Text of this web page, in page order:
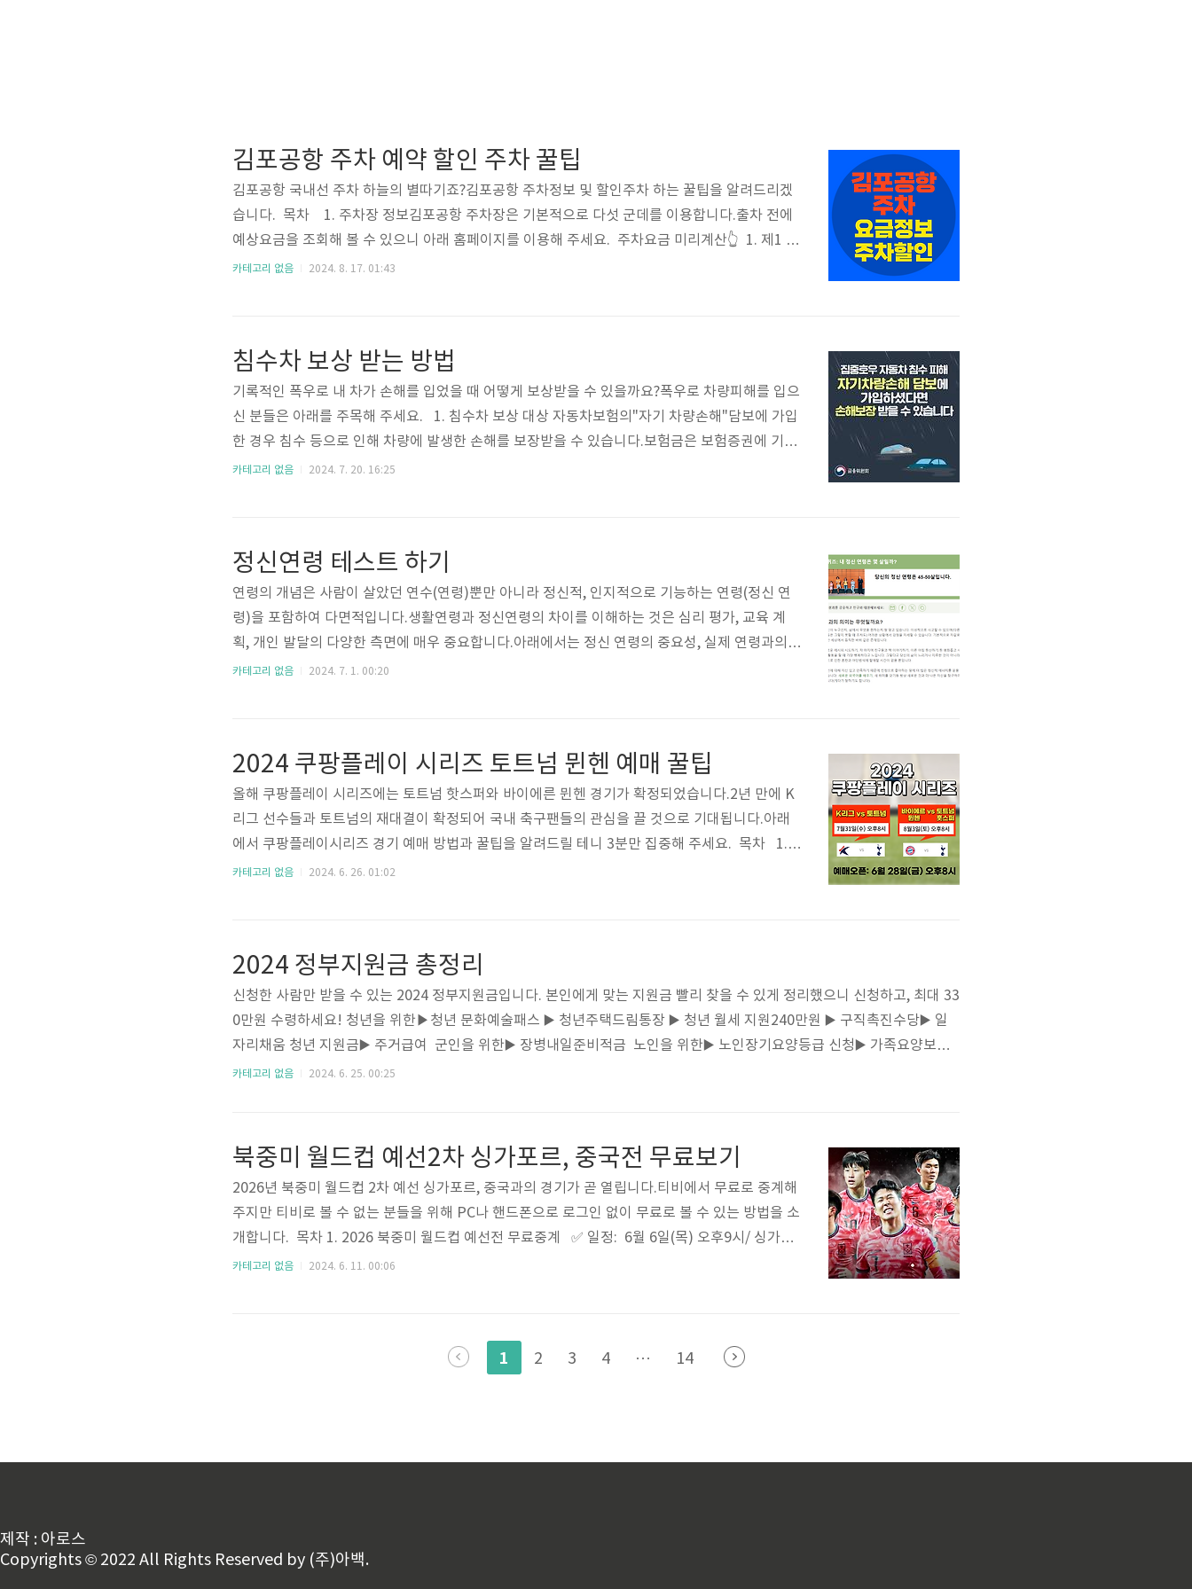
김포공항 주차 예약 할인 주차 꿀팁
김포공항 국내선 주차 하늘의 별따기죠?김포공항 주차정보 및 할인주차 하는 꿀팁을 알려드리겠
습니다. 목차 1. 주차장 정보김포공항 주차장은 기본적으로 다섯 군데를 이용합니다.출차 전에
예상요금을 조회해 볼 수 있으니 아래 홈페이지를 이용해 주세요. 주차요금 미리계산👆 1. 제1 주
차장, 제2 주차장, 국제선 주차빌딩 ✅ 운영시간: 24시간✅ 1일 요금: 월~목 20,000원 / 금~일, 공
00원/ ..
카테고리 없음 2024. 8. 17. 01:43
침수차 보상 받는 방법
기록적인 폭우로 내 차가 손해를 입었을 때 어떻게 보상받을 수 있을까요?폭우로 차량피해를 입으
신 분들은 아래를 주목해 주세요. 1. 침수차 보상 대상 자동차보험의"자기 차량손해"담보에 가입
한 경우 침수 등으로 인해 차량에 발생한 손해를 보장받을 수 있습니다.보험금은 보험증권에 기재
된 차량가액을 한도로 지급됩니다. 침수차 보장대상 주요 유형은 다음과 같습니다. ✅ 아파트 주차
입통제구역 통행 등 본인 귀책사유로 발생한..
카테고리 없음 2024. 7. 20. 16:25
정신연령 테스트 하기
연령의 개념은 사람이 살았던 연수(연령)뿐만 아니라 정신적, 인지적으로 기능하는 연령(정신 연
령)을 포함하여 다면적입니다.생활연령과 정신연령의 차이를 이해하는 것은 심리 평가, 교육 계
획, 개인 발달의 다양한 측면에 매우 중요합니다.아래에서는 정신 연령의 중요성, 실제 연령과의
차이점, 정신 연령 테스트의 중요성에 대해 자세히 설명하겠습니다. 1분 만에 테스트 가능 ▼▼▼
게 진행되는 생활연령과 달리 정신연령은 같은 ..
카테고리 없음 2024. 7. 1. 00:20
2024 쿠팡플레이 시리즈 토트넘 뮌헨 예매 꿀팁
올해 쿠팡플레이 시리즈에는 토트넘 핫스퍼와 바이에른 뮌헨 경기가 확정되었습니다.2년 만에 K
리그 선수들과 토트넘의 재대결이 확정되어 국내 축구팬들의 관심을 끌 것으로 기대됩니다.아래
에서 쿠팡플레이시리즈 경기 예매 방법과 꿀팁을 알려드릴 테니 3분만 집중해 주세요. 목차 1.
쿠팡플레이시리즈 예매방법 1. 쿠팡와우회원 가입하기 이번 2024 쿠팡플레이시리즈 예매는 쿠팡
후 [와우 멤버십 시작하기] 선택 > 쿠팡 앱 연결 ..
카테고리 없음 2024. 6. 26. 01:02
2024 정부지원금 총정리
신청한 사람만 받을 수 있는 2024 정부지원금입니다. 본인에게 맞는 지원금 빨리 찾을 수 있게 정리했으니 신청하고, 최대 33
0만원 수령하세요! 청년을 위한▶청년 문화예술패스 ▶️ 청년주택드림통장 ▶️ 청년 월세 지원240만원 ▶️ 구직촉진수당▶️ 일
자리채움 청년 지원금▶️ 주거급여 군인을 위한▶️ 장병내일준비적금 노인을 위한▶️ 노인장기요양등급 신청▶️ 가족요양보호
사 급여계산▶️ 요양보호사 기출문제 무료다운 경기도민▶️ 경기형 가족돌봄 수당▶️ 경기도 휴가비 지원금▶️ 경기도 예술인 지
카테고리 없음 2024. 6. 25. 00:25
북중미 월드컵 예선2차 싱가포르, 중국전 무료보기
2026년 북중미 월드컵 2차 예선 싱가포르, 중국과의 경기가 곧 열립니다.티비에서 무료로 중계해
주지만 티비로 볼 수 없는 분들을 위해 PC나 핸드폰으로 로그인 없이 무료로 볼 수 있는 방법을 소
개합니다. 목차 1. 2026 북중미 월드컵 예선전 무료중계 ✅ 일정: 6월 6일(목) 오후9시/ 싱가포
르 vs 대한민국✅ 장소: 싱가포르 원정경기✅ 중계: SBS, MBC, 쿠팡플레이 ✅ 일정: 6월 11일(화)
후 월드컵 예선전 무료시청이 가능합니다.쿠팡와우 회원이 아니라면 최초 회원 가입 시 30일 무료
카테고리 없음 2024. 6. 11. 00:06
1 2 3 4 ··· 14
제작 : 아로스
Copyrights © 2022 All Rights Reserved by (주)아백.